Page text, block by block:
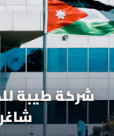
شركة طيبة